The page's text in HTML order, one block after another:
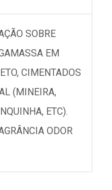
SOBRE
EM
CIMENTADOS
(MINEIRA,
ETC).
ODOR